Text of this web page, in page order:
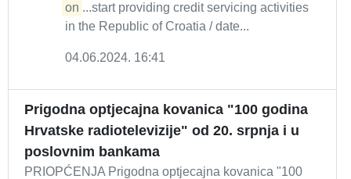
on ...start providing credit servicing activities
in the Republic of Croatia / date...
04.06.2024. 16:41
Prigodna optjecajna kovanica "100 godina
Hrvatske radiotelevizije" od 20. srpnja i u
poslovnim bankama
PRIOPĆENJA Prigodna optjecajna kovanica "100